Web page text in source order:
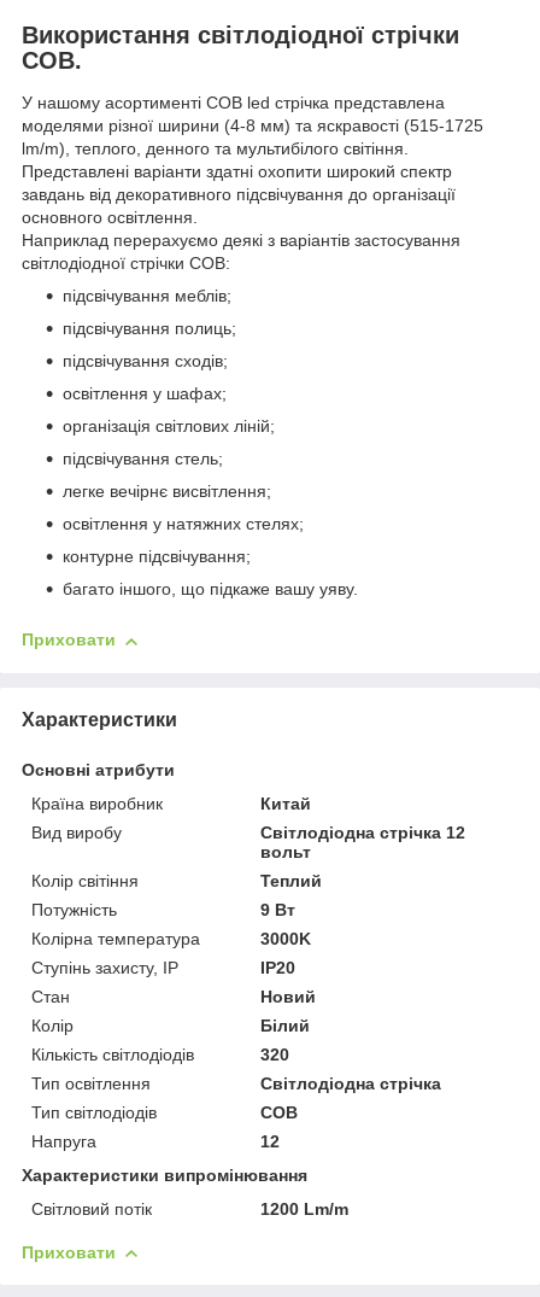
Використання світлодіодної стрічки
COB.
У нашому асортименті COB led стрічка представлена ​​
моделями різної ширини (4-8 мм) та яскравості (515-1725
lm/m), теплого, денного та мультибілого світіння.
Представлені варіанти здатні охопити широкий спектр
завдань від декоративного підсвічування до організації
основного освітлення.
Наприклад перерахуємо деякі з варіантів застосування
світлодіодної стрічки COB:
підсвічування меблів;
підсвічування полиць;
підсвічування сходів;
освітлення у шафах;
організація світлових ліній;
підсвічування стель;
легке вечірнє висвітлення;
освітлення у натяжних стелях;
контурне підсвічування;
багато іншого, що підкаже вашу уяву.
Приховати
Характеристики
Основні атрибути
Країна виробник
Китай
Вид виробу
Світлодіодна стрічка 12
вольт
Колір світіння
Теплий
Потужність
9 Вт
Колірна температура
3000K
Ступінь захисту, IP
IP20
Стан
Новий
Колір
Білий
Кількість світлодіодів
320
Тип освітлення
Світлодіодна стрічка
Тип світлодіодів
COB
Напруга
12
Характеристики випромінювання
Світловий потік
1200 Lm/m
Приховати